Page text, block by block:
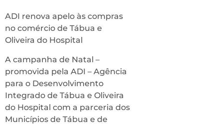
ADI renova apelo às compras
no comércio de Tábua e
Oliveira do Hospital
A campanha de Natal –
promovida pela ADI – Agência
para o Desenvolvimento
Integrado de Tábua e Oliveira
do Hospital com a parceria dos
Municípios de Tábua e de